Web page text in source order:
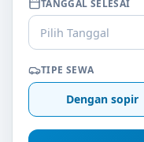
TANGGAL SELESAI
Pilih Tanggal
TIPE SEWA
Dengan sopir